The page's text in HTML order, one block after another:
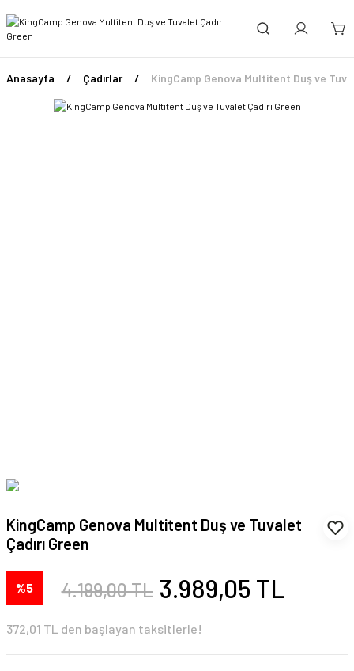
Anasayfa Çadırlar KingCamp Genova Multitent Duş ve
KingCamp Genova Multitent Duş ve Tuvalet
Çadırı Green
%5 4.199,00 TL 3.989,05 TL
372,01 TL den başlayan taksitlerle!